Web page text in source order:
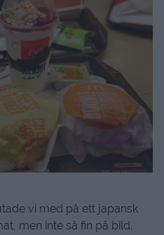
vi med på ett japansk
men inte så fin på bild.